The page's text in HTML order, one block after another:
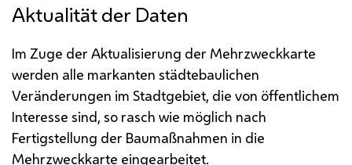
Aktualität der Daten
Im Zuge der Aktualisierung der Mehrzweckkarte
werden alle markanten städtebaulichen
Veränderungen im Stadtgebiet, die von öffentlichem
Interesse sind, so rasch wie möglich nach
Fertigstellung der Baumaßnahmen in die
Mehrzweckkarte eingearbeitet.